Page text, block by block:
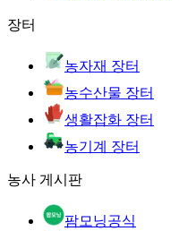
장터
농자재 장터
농수산물 장터
생활잡화 장터
농기계 장터
농사 게시판
팜모닝공식